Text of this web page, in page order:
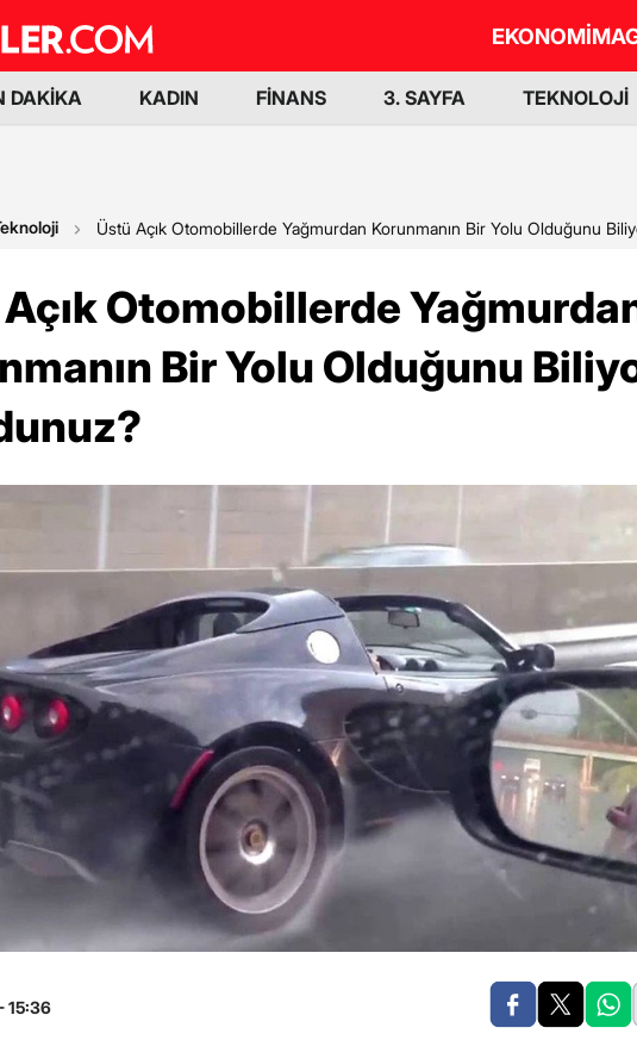
EKONOMİ
DAKİKA KADIN FİNANS 3. SAYFA TEKNOLOJİ
Üstü Açık Otomobillerde Yağmurdan Korunmanın Bir Yolu Olduğunu
Otomobillerde
Bir Yolu Olduğunu
15:36